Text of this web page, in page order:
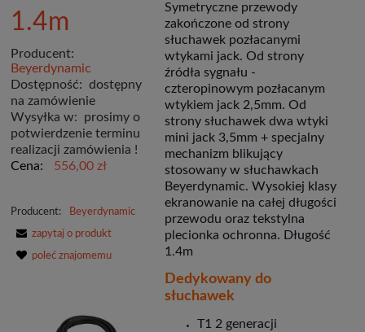
Symetryczne przewody
zakończone od strony
słuchawek pozłacanymi
wtykami jack. Od strony
źródła sygnału -
czteropinowym pozłacanym
wtykiem jack 2,5mm. Od
strony słuchawek dwa wtyki
mini jack 3,5mm + specjalny
mechanizm blikujący
stosowany w słuchawkach
Beyerdynamic. Wysokiej klasy
ekranowanie na całej długości
przewodu oraz tekstylna
plecionka ochronna. Długość
1.4m
Dedykowany do
słuchawek
T1 2 generacji
1.4m
Producent:
Beyerdynamic
Dostępność: dostępny
na zamówienie
Wysyłka w:
prosimy o
potwierdzenie terminu
realizacji zamówienia !
Cena:
556,00 zł
Producent: Beyerdynamic
zapytaj o produkt
poleć znajomemu